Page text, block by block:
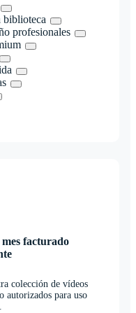
biblioteca
profesionales
facturado
colección de vídeos
autorizados para uso